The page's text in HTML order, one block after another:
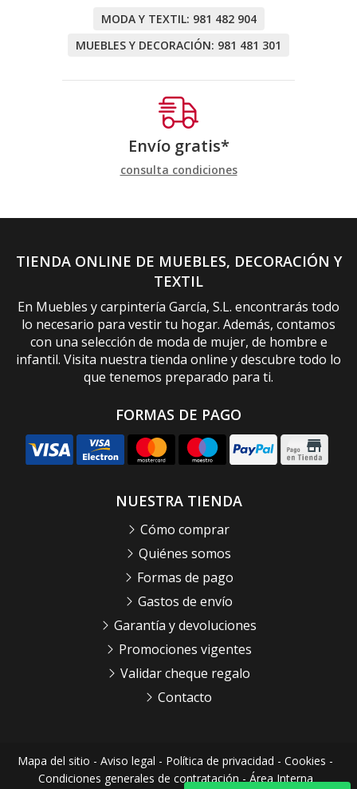
MODA Y TEXTIL: 981 482 904
MUEBLES Y DECORACIÓN: 981 481 301
Envío gratis*
consulta condiciones
TIENDA ONLINE DE MUEBLES, DECORACIÓN Y
TEXTIL
En Muebles y carpintería García, S.L. encontrarás todo
lo necesario para vestir tu hogar. Además, contamos
con una selección de moda de mujer, de hombre e
infantil. Visita nuestra tienda online y descubre todo lo
que tenemos preparado para ti.
FORMAS DE PAGO
NUESTRA TIENDA
Cómo comprar
Quiénes somos
Formas de pago
Gastos de envío
Garantía y devoluciones
Promociones vigentes
Validar cheque regalo
Contacto
Mapa del sitio - Aviso legal - Política de privacidad - Cookies -
Condiciones generales de contratación - Área Interna